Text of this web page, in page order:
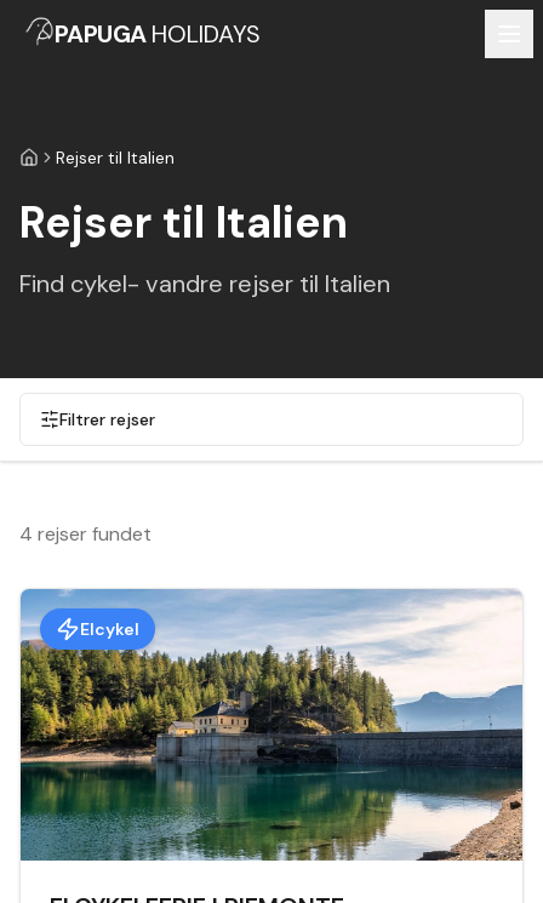
PAPUGAHOLIDAYS
ForsideRejser til Italien
Rejser til Italien
Find cykel- vandre rejser til Italien
Filtrer rejser
4 rejser fundet
Elcykel